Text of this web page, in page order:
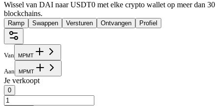
Wissel van DAI naar USDT0 met elke crypto wallet op meer dan 30
blockchains.
Ramp Swappen Versturen Ontvangen Profiel
Van MPMT
Aan MPMT
Je verkoopt
0